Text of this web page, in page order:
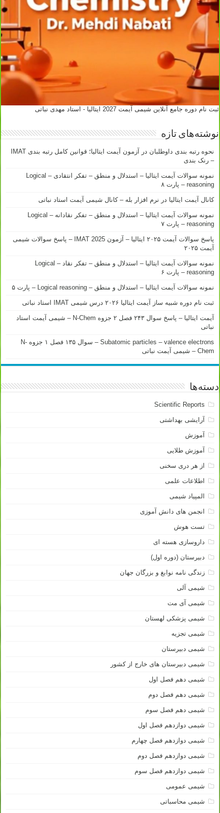
ثبت نام دوره جامع آنلاین شیمی آیمت 2027 ایتالیا - استاد مهدی نباتی
نوشته‌های تازه
نحوه رتبه بندی داوطلبان در آزمون آیمت ایتالیا؛ قوانین کامل رتبه بندی IMAT
– رنک بندی
نمونه سوالات آیمت ایتالیا – استدلال و منطق – تفکر انتقادی – Logical
reasoning – پارت ۸
کانال آیمت ایتالیا در نرم افزار بله – کانال شیمی آیمت استاد نباتی
نمونه سوالات آیمت ایتالیا – استدلال و منطق – تفکر نقادانه – Logical
reasoning – پارت ۷
پاسخ سوالات آیمت ۲۰۲۵ ایتالیا – آزمون IMAT 2025 – پاسخ سوالات شیمی
آیمت ۲۰۲۵
نمونه سوالات آیمت ایتالیا – استدلال و منطق – تفکر نقاد – Logical
reasoning – پارت ۶
نمونه سوالات آیمت ایتالیا – استدلال و منطق – Logical reasoning – پارت ۵
ثبت نام دوره شبیه ساز آیمت ایتالیا ۲۰۲۶ درس شیمی IMAT استاد نباتی
آیمت ایتالیا – پاسخ سوال ۲۴۳ فصل ۲ جزوه N-Chem – شیمی آیمت استاد
نباتی
Subatomic particles – valence electrons – سوال ۱۳۵ فصل ۱ جزوه N-
Chem – شیمی آیمت نباتی
دسته‌ها
Scientific Reports
آرایشی بهداشتی
آموزش
آموزش طلایی
از هر دری سخنی
اطلاعات علمی
المپیاد شیمی
انجمن های دانش آموزی
تست هوش
داروسازی هسته ای
دبیرستان (دوره اول)
زندگی نامه نوابغ و بزرگان جهان
شیمی آلی
شیمی آی مت
شیمی پزشکی لهستان
شیمی تجزیه
شیمی دبیرستان
شیمی دبیرستان های خارج از کشور
شیمی دهم فصل اول
شیمی دهم فصل دوم
شیمی دهم فصل سوم
شیمی دوازدهم فصل اول
شیمی دوازدهم فصل چهارم
شیمی دوازدهم فصل دوم
شیمی دوازدهم فصل سوم
شیمی عمومی
شیمی محاسباتی